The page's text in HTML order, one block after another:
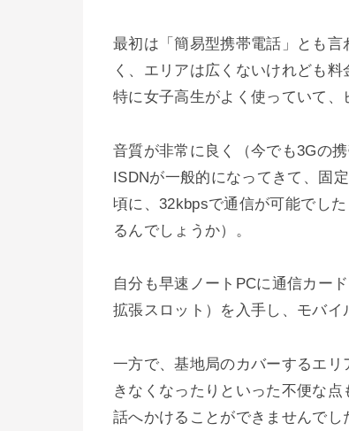
最初は「簡易型携帯電話」とも
く、エリアは広くないけれども
特に女子高生がよく使っていて、
音質が非常に良く（今でも3Gの
ISDNが一般的になってきて、固
頃に、32kbpsで通信が可能でし
るんでしょうか）。
自分も早速ノートPCに通信カー
拡張スロット）を入手し、モバイ
一方で、基地局のカバーするエ
きなくなったりといった不便な
話へかけることができませんでし